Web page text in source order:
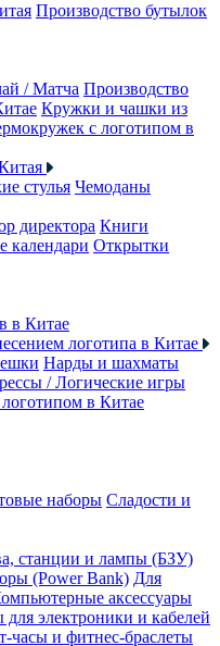
Производство бутылок
/ Матча Производство
Кружки и чашки из
с логотипом в
стулья Чемоданы
директора Книги
календари Открытки
в Китае
логотипа в Китае
Нарды и шахматы
/ Логические игры
логотипом в Китае
наборы Сладости и
станции и лампы (БЗУ)
(Power Bank) Для
аксессуары
для электроники и кабелей
часы и фитнес-браслеты